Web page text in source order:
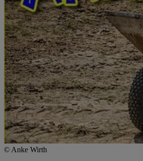
© Anke Wirth